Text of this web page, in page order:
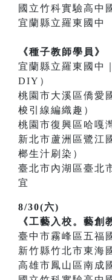
國立竹科實驗高中
宜蘭縣立羅東國中
《種子教師學員》
宜蘭縣立羅東國中
DIY）
桃園市大溪區僑愛
梭引線編織趣）
桃園市復興區哈嘎
新北市蘆洲區鷺江
榔生汁刷染）
臺北市內湖區臺北
宜
8/30(六)
《工藝入校。藝創
臺中市霧峰區五福
新竹縣竹北市東海
高雄市鳳山區南成